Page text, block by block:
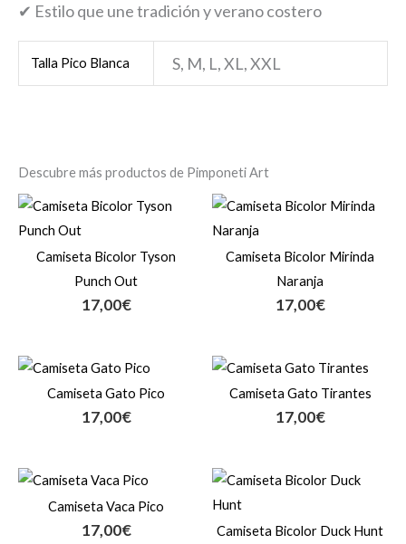
✔ Estilo que une tradición y verano costero
Talla Pico Blanca S, M, L, XL, XXL
Descubre más productos de Pimponeti Art
Camiseta Bicolor Tyson
Punch Out
17,00€
Camiseta Bicolor Mirinda
Naranja
17,00€
Camiseta Gato Pico
17,00€
Camiseta Gato Tirantes
17,00€
Camiseta Vaca Pico
17,00€ Camiseta Bicolor Duck Hunt